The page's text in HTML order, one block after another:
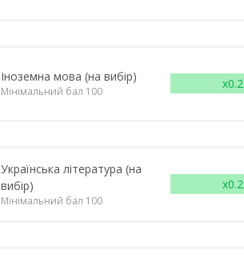
Іноземна мова (на вибір)
Мінімальний бал 100
Українська література (на
вибір)
Мінімальний бал 100